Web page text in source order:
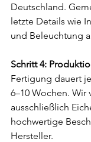
Deutschland.
letzte Details wie
und Beleuchtung
Schritt 4:
Fertigung dauert
6–10 Wochen. Wir
ausschließlich
hochwertige
Hersteller.